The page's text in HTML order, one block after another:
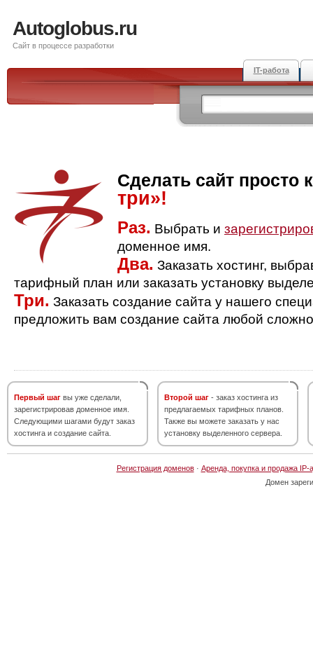
Autoglobus.ru
Сайт в процессе разработки
IT-работа
Сделать сайт просто
три»!
Раз. Выбрать и
доменное имя.
Два. Заказать хостинг,
тарифный план или заказать установку
Три. Заказать создание сайта у нашего
предложить вам создание сайта любой
Первый шаг вы уже сделали,
зарегистрировав доменное имя.
Следующими шагами будут заказ
хостинга и создание сайта.
Второй шаг - заказ хостинга из
предлагаемых тарифных планов.
Также вы можете заказать у нас
установку выделенного сервера.
Регистрация доменов· Аренда, покупка и продажа IP-
Домен